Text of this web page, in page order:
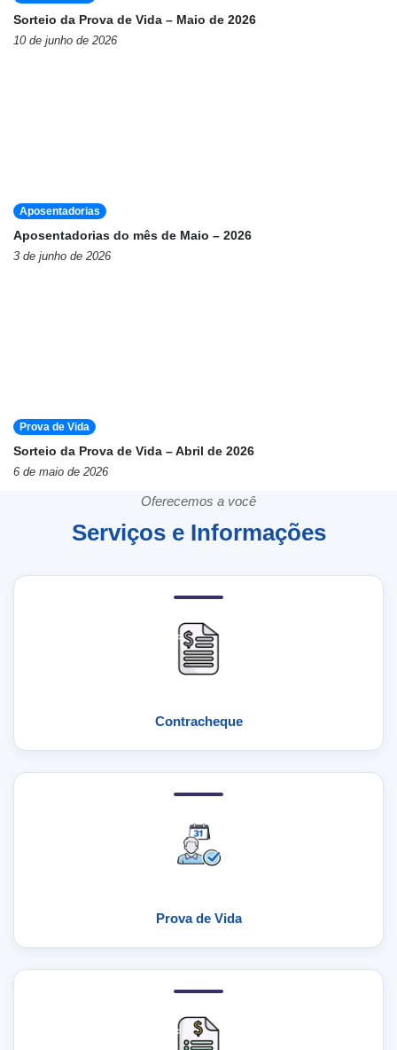
Sorteio da Prova de Vida – Maio de 2026
10 de junho de 2026
Aposentadorias
Aposentadorias do mês de Maio – 2026
3 de junho de 2026
Prova de Vida
Sorteio da Prova de Vida – Abril de 2026
6 de maio de 2026
Oferecemos a você
Serviços e Informações
Contracheque
Prova de Vida